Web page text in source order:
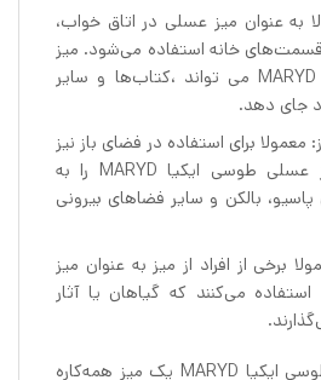
به عنوان میز عسلی در اتاق خواب،
خانه استفاده می‌شود. میز
عسلی طوسی ایکیا MARYD می تواند ،کتاب‌ها و سایر
جای دهد.
برای استفاده در فضای باز نیز
مناسب است و میز عسلی طوسی ایکیا MARYD را به
بالکن و سایر فضاهای بیرونی
برخی از افراد از میز به عنوان میز
استفاده می‌کنند که گیاهان یا آثار
به‌طورکلی، میز عسلی طوسی ایکیا MARYD یک میز همه‌کاره